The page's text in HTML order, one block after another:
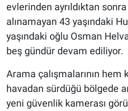
evlerinden ayrıldıktan
alınamayan 43 yaşındaki
yaşındaki oğlu Osman
beş gündür devam ediliyor.
Arama çalışmalarının hem
havadan sürdüğü bölgede
yeni güvenlik kamerası